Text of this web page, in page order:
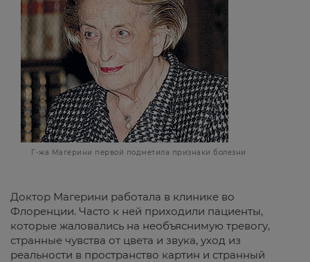
Г-жа Магерини первой подметила признаки болезни
Доктор Магерини работала в клинике во
Флоренции. Часто к ней приходили пациенты,
которые жаловались на необъяснимую тревогу,
странные чувства от цвета и звука, уход из
реальности в пространство картин и странный